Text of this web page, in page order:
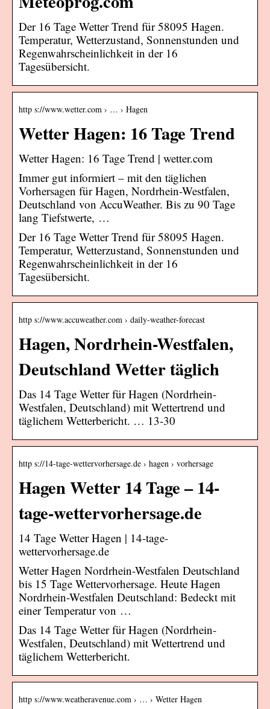
Der 16 Tage Wetter Trend für 58095 Hagen.
Temperatur, Wetterzustand, Sonnenstunden und
Regenwahrscheinlichkeit in der 16
Tagesübersicht.
http s://www.wetter.com › … › Hagen
Wetter Hagen: 16 Tage Trend
Wetter Hagen: 16 Tage Trend | wetter.com
Immer gut informiert – mit den täglichen
Vorhersagen für Hagen, Nordrhein-Westfalen,
Deutschland von AccuWeather. Bis zu 90 Tage
lang Tiefstwerte, …
Der 16 Tage Wetter Trend für 58095 Hagen.
Temperatur, Wetterzustand, Sonnenstunden und
Regenwahrscheinlichkeit in der 16
Tagesübersicht.
http s://www.accuweather.com › daily-weather-forecast
Hagen, Nordrhein-Westfalen,
Deutschland Wetter täglich
Das 14 Tage Wetter für Hagen (Nordrhein-
Westfalen, Deutschland) mit Wettertrend und
täglichem Wetterbericht. … 13-30
http s://14-tage-wettervorhersage.de › hagen › vorhersage
Hagen Wetter 14 Tage – 14-
tage-wettervorhersage.de
14 Tage Wetter Hagen | 14-tage-
wettervorhersage.de
Wetter Hagen Nordrhein-Westfalen Deutschland
bis 15 Tage Wettervorhersage. Heute Hagen
Nordrhein-Westfalen Deutschland: Bedeckt mit
einer Temperatur von …
Das 14 Tage Wetter für Hagen (Nordrhein-
Westfalen, Deutschland) mit Wettertrend und
täglichem Wetterbericht.
http s://www.weatheravenue.com › … › Wetter Hagen